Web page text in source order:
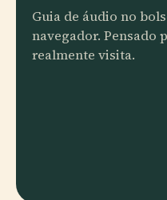
Guia de áudio no
navegador. Pensado
realmente visita.